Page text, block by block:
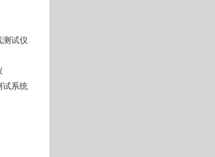
测试仪
试系统